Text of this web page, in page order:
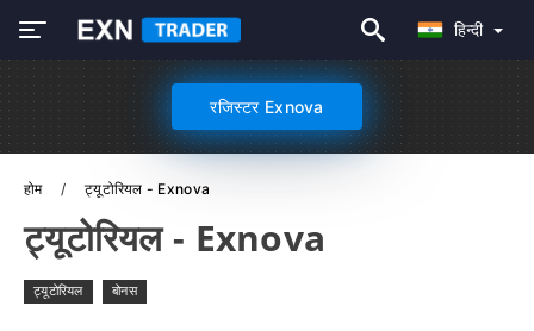
हिन्दी
रजिस्टर Exnova
होम ट्यूटोरियल - Exnova
ट्यूटोरियल - Exnova
ट्यूटोरियल बोनस